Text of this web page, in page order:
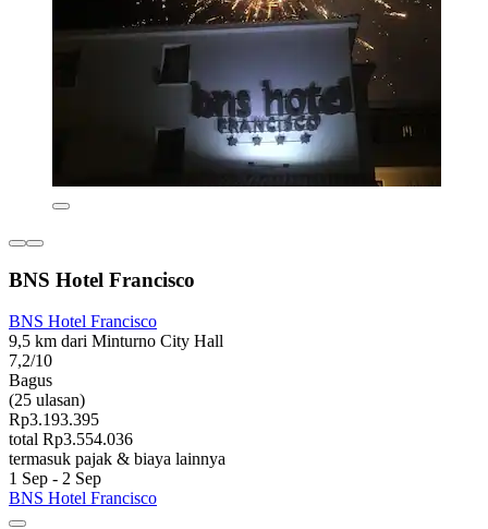
BNS Hotel Francisco
BNS Hotel Francisco
9,5 km dari Minturno City Hall
7,2/10
Bagus
(25 ulasan)
Rp3.193.395
total Rp3.554.036
termasuk pajak & biaya lainnya
1 Sep - 2 Sep
BNS Hotel Francisco